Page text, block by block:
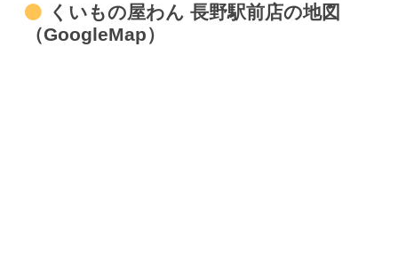
くいもの屋わん 長野駅前店の地図
（GoogleMap）